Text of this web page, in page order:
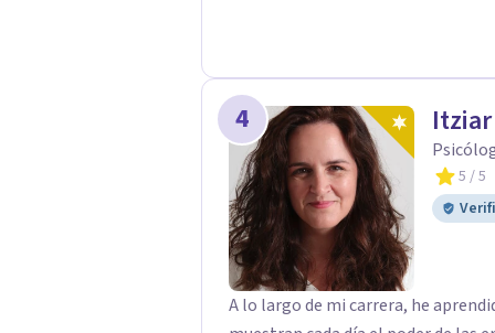
4
5 / 5
A lo largo de mi carrera, he